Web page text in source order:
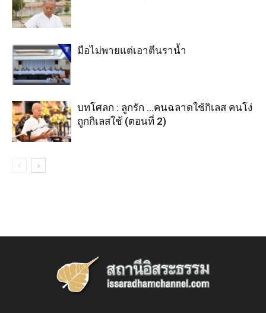
มือไม่พายแต่เอาตีนราน้ำ
บทโศลก : ลูกรัก …คนฉลาดใช้กิเลส คนโง่
ถูกกิเลสใช้ (ตอนที่ 2)